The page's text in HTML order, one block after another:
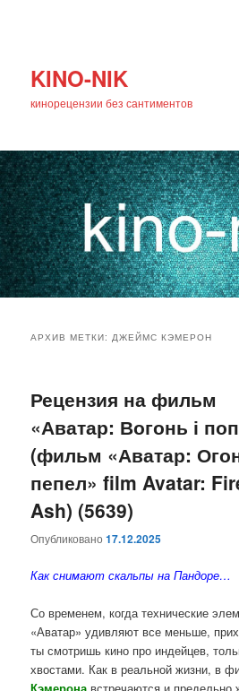
KINO-NIK
кинорецензии без сантиментов
основному
содержимому
дополнительному
содержимому
АРХИВ МЕТКИ:ДЖЕЙМС КЭМЕРОН
Рецензия на фильм
«Аватар: Вогонь і
(фильм «Аватар:
пепел» film Avatar:
Ash) (5639)
Опубликовано17.12.2025
Как снимают скальпы на Пандоре…
Со временем, когда технические
«Аватар» удивляют все меньше,
ты смотришь кино про индейцев,
хвостами. Как в реальной жизни, в